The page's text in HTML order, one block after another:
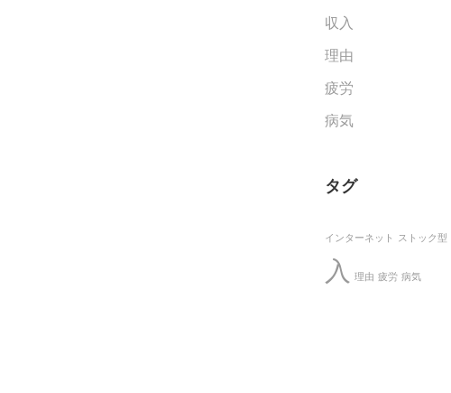
収入
理由
疲労
病気
タグ
インターネット ストック型
入
理由 疲労 病気